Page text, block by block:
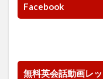
Facebook
無料英会話動画レ